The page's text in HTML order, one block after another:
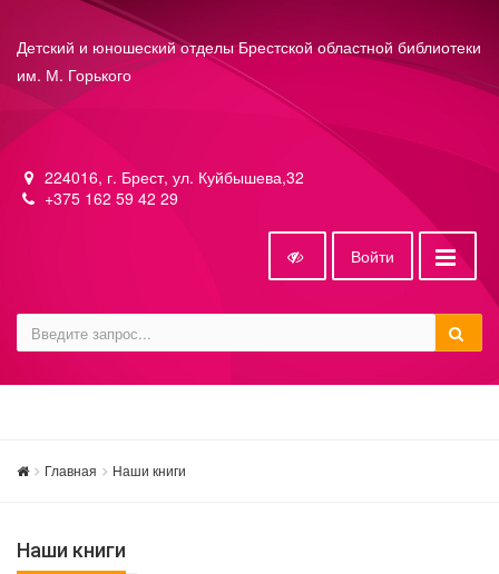
Детский и юношеский отделы Брестской областной библиотеки
им. М. Горького
224016, г. Брест, ул. Куйбышева,32
+375 162 59 42 29
Войти
Главная Наши книги
Наши книги